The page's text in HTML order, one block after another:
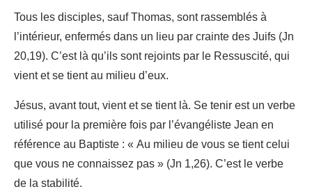
Tous les disciples, sauf Thomas, sont rassemblés à
l’intérieur, enfermés dans un lieu par crainte des Juifs (Jn
20,19). C’est là qu’ils sont rejoints par le Ressuscité, qui
vient et se tient au milieu d’eux.
Jésus, avant tout, vient et se tient là. Se tenir est un verbe
utilisé pour la première fois par l’évangéliste Jean en
référence au Baptiste : « Au milieu de vous se tient celui
que vous ne connaissez pas » (Jn 1,26). C’est le verbe
de la stabilité.